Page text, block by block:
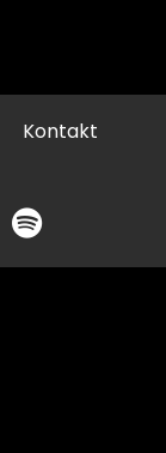
Kontakt